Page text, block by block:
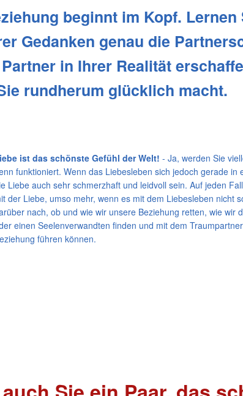
beginnt im Kopf. Lernen
Gedanken genau die
in Ihrer Realität
rundherum glücklich macht.
ist das schönste Gefühl der Welt! - Ja, werden Sie
funktioniert. Wenn das Liebesleben sich jedoch gerade in
Liebe auch sehr schmerzhaft und leidvoll sein. Auf jeden
der Liebe, umso mehr, wenn es mit dem Liebesleben nicht
nach, ob und wie wir unsere Beziehung retten, wie wir
einen Seelenverwandten finden und mit dem
führen können.